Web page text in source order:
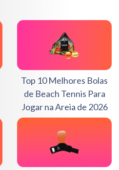
Top 10 Melhores Bolas
de Beach Tennis Para
Jogar na Areia de 2026